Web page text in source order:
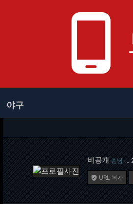
phone_android
야구
비공개 손님 …
 URL 복사